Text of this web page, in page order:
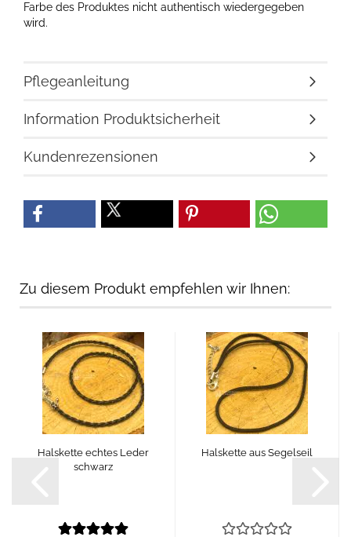
Farbe des Produktes nicht authentisch wiedergegeben
wird.
Pflegeanleitung
Information Produktsicherheit
Kundenrezensionen
Zu diesem Produkt empfehlen wir Ihnen:
Halskette echtes Leder
schwarz
Halskette aus Segelseil